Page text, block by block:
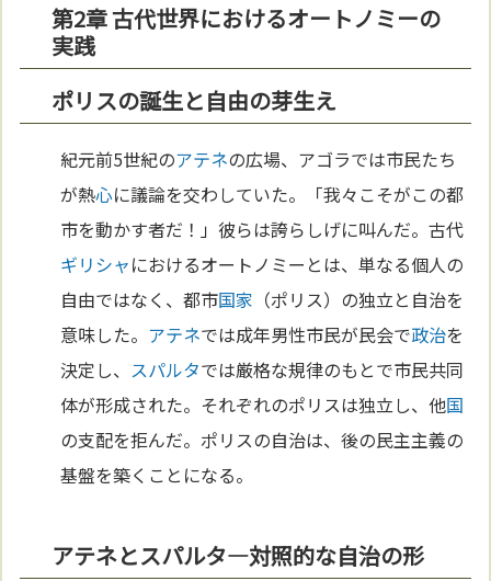
第2章 古代世界におけるオートノミーの
実践
ポリスの誕生と自由の芽生え
紀元前5世紀のアテネの広場、アゴラでは市民たち
が熱心に議論を交わしていた。「我々こそがこの都
市を動かす者だ！」彼らは誇らしげに叫んだ。古代
ギリシャにおけるオートノミーとは、単なる個人の
自由ではなく、都市国家 （ポリス）の独立と自治を
意味した。 アテネでは成年男性市民が民会で政治を
決定し、 スパルタでは厳格な規律のもとで市民共同
体が形成された。それぞれのポリスは独立し、他国
の支配を拒んだ。ポリスの自治は、後の民主主義の
基盤を築くことになる。
アテネとスパルタ—対照的な自治の形